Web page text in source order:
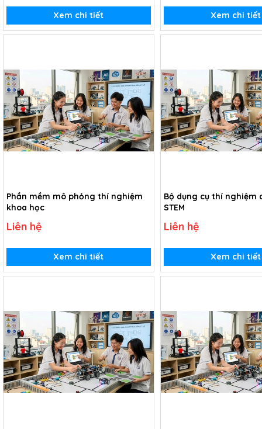
Xem chi tiết Xem chi tiết
Phần mềm mô phỏng thí nghiệm
khoa học
Liên hệ
Xem chi tiết
Bộ dụng cụ thí nghiệm
STEM
Liên hệ
Xem chi tiết